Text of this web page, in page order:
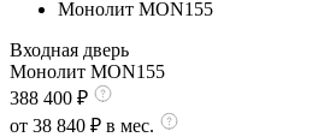
Монолит MON155
Входная дверь
Монолит MON155
388 400 ₽
от 38 840 ₽ в мес.